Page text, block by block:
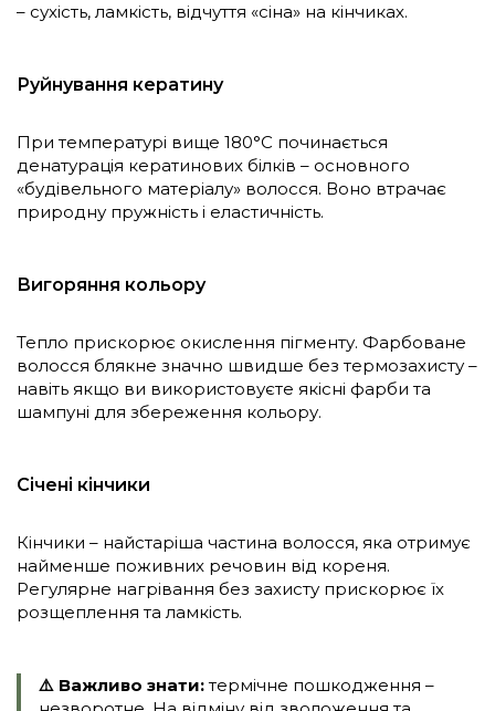
– сухість, ламкість, відчуття «сіна» на кінчиках.
Руйнування кератину
При температурі вище 180°С починається
денатурація кератинових білків – основного
«будівельного матеріалу» волосся. Воно втрачає
природну пружність і еластичність.
Вигоряння кольору
Тепло прискорює окислення пігменту. Фарбоване
волосся блякне значно швидше без термозахисту –
навіть якщо ви використовуєте якісні фарби та
шампуні для збереження кольору.
Січені кінчики
Кінчики – найстаріша частина волосся, яка отримує
найменше поживних речовин від кореня.
Регулярне нагрівання без захисту прискорює їх
розщеплення та ламкість.
⚠️ Важливо знати:термічне пошкодження –